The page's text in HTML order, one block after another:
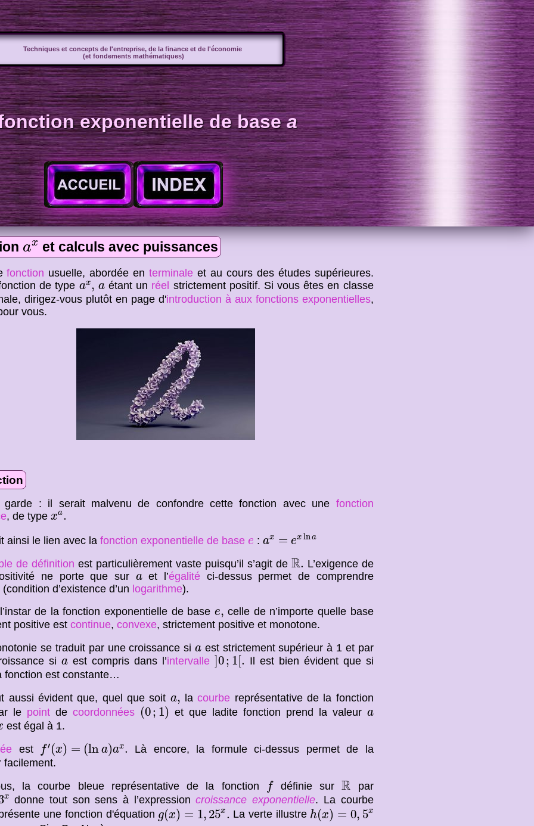
Techniques et concepts de l'entreprise, de la finance et de l'économie
(et fondements mathématiques)
exponentielle de basea
ax
axet calculs avec puissances
fonction usuelle, abordée enterminale et au cours des études supérieures.
de type ax,
ax,a
aétant un réel strictement positif. Si vous êtes en classe
dirigez-vous plutôt en page d'introduction à aux fonctions exponentielles,
vous.
garde : il serait malvenu de confondre cette fonction avec une fonction
, de type xa.
xa.
ainsi le lien avec la fonction exponentielle de base e
e : ax = ex lna
x lna
de définition est particulièrement vaste puisqu’il s’agit de R.
R
L’exigence de
ne porte que sur a
aet l’égalitéci-dessus permet de comprendre
d’existence d’un logarithme).
de la fonction exponentielle de base e,
e
celle de n’importe quelle base
positive est continue, convexe, strictement positive et monotone.
se traduit par une croissance si a
a est strictement supérieur à 1 et par
si a
aest compris dans l’intervalle ]0; 1[.
]0;1[.
Il est bien évident que si
fonction est constante…
aussi évident que, quel que soit a,
a lacourbe représentative de la fonction
le pointde coordonnées (0; 1)
(0;1) et que ladite fonction prend la valeur a
a
est égal à 1.
est f′(x) = (ln a)ax.
f′(x = a) .
Là encore, la formule ci-dessus permet de la
facilement.
la courbe bleue représentative de la fonction
f
f définie sur R
R
par
x donne tout son sens à l’expressioncroissance exponentielle. La courbe
une fonction d'équation g(x) = 1, 25x .
g(x)=1 ,25x. La verte illustre h(x) = 0, 5x
h( x)= 0,5x